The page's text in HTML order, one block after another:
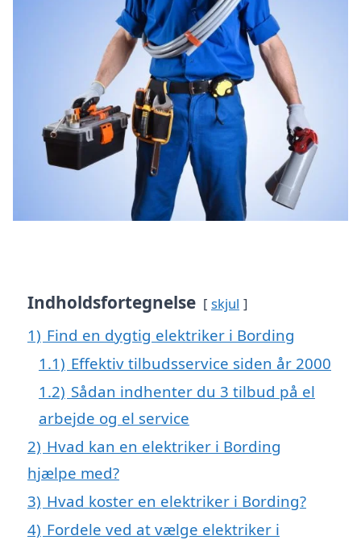
Indholdsfortegnelse skjul
1) Find en dygtig elektriker i Bording
1.1) Effektiv tilbudsservice siden år 2000
1.2) Sådan indhenter du 3 tilbud på el
arbejde og el service
2) Hvad kan en elektriker i Bording
hjælpe med?
3) Hvad koster en elektriker i Bording?
4) Fordele ved at vælge elektriker i